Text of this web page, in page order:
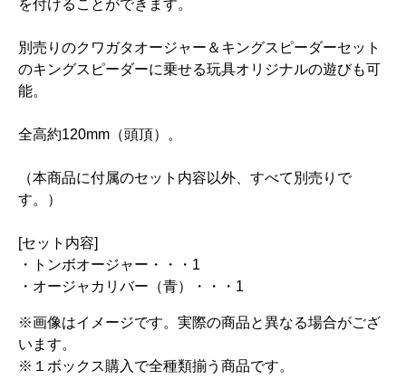
を付けることができます。
別売りのクワガタオージャー＆キングスピーダーセット
のキングスピーダーに乗せる玩具オリジナルの遊びも可
能。
全高約120mm（頭頂）。
（本商品に付属のセット内容以外、すべて別売りで
す。）
[セット内容]
・トンボオージャー・・・1
・オージャカリバー（青）・・・1
※画像はイメージです。実際の商品と異なる場合がござ
います。
※１ボックス購入で全種類揃う商品です。